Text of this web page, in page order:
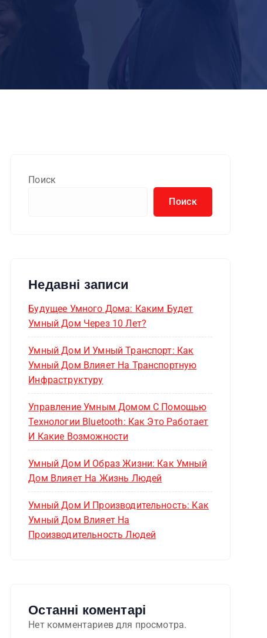
Поиск
Поиск
Недавні записи
Будущее Умного Дома: Каким Будет
Умный Дом Через 10 Лет?
Умный Дом И Умный Транспорт: Как
Умный Дом Влияет На Транспортную
Инфраструктуру
Управление Умным Домом С Помощью
Технологии Bluetooth: Как Это Работает
И Какие Возможности
Умный Дом И Образ Жизни: Как Умный
Дом Влияет На Жизнь Людей
Умный Дом И Производительность: Как
Умный Дом Влияет На
Производительность Людей
Останні коментарі
Нет комментариев для просмотра.